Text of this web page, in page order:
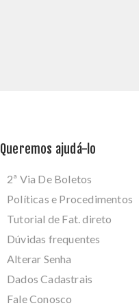
Queremos ajudá-lo
2ª Via De Boletos
Políticas e Procedimentos
Tutorial de Fat. direto
Dúvidas frequentes
Alterar Senha
Dados Cadastrais
Fale Conosco